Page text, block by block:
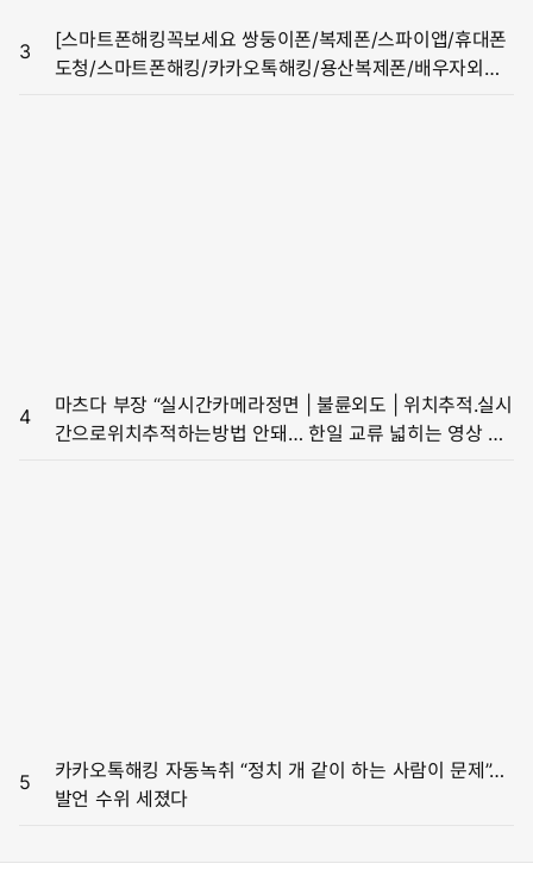
3
[스마트폰해킹꼭보세요 쌍둥이폰/복제폰/스파이앱/휴대폰
도청/스마트폰해킹/카카오톡해킹/용산복제폰/배우자외도/
4
마츠다 부장 “실시간카메라정면 | 불륜외도 | 위치추적.실시
간으로위치추적하는방법 안돼… 한일 교류 넓히는 영상 찍
5
카카오톡해킹 자동녹취 “정치 개 같이 하는 사람이 문제”…
발언 수위 세졌다